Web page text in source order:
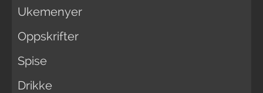
Ukemenyer
Oppskrifter
Spise
Drikke